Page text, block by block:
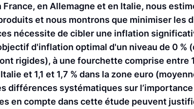
en Allemagne et en Italie, nous
et nous montrons que minimiser les
nécessite de cibler une inflation
d'inflation optimal d'un niveau de 0 %
rigides), à une fourchette comprise entre
et 1,1 et 1,7 % dans la zone euro
différences systématiques sur
en compte dans cette étude peuvent